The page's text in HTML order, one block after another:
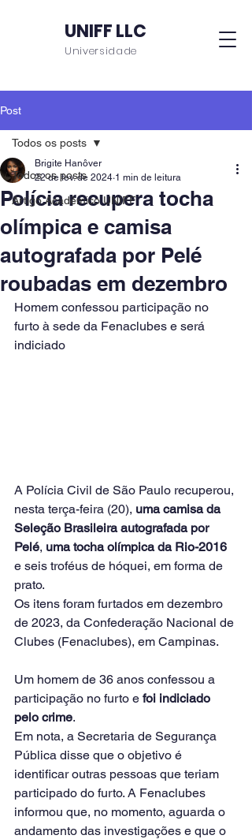
UNIFF LLC
Universidade
Post
Todos os posts
Artigo Acadêmico UNIFF
Todos os posts
Polícia recupera tocha
olímpica e camisa
autografada por Pelé
roubadas em dezembro
Brigite Hanôver
22 de fev. de 2024 1 min de leitura
Homem confessou participação no
furto à sede da Fenaclubes e será
indiciado
A Polícia Civil de São Paulo recuperou,
nesta terça-feira (20), uma camisa da
Seleção Brasileira autografada por
Pelé, uma tocha olímpica da Rio-2016
e seis troféus de hóquei, em forma de
prato.
Os itens foram furtados em dezembro
de 2023, da Confederação Nacional de
Clubes (Fenaclubes), em Campinas.
Um homem de 36 anos confessou a
participação no furto e foi indiciado
pelo crime.
Em nota, a Secretaria de Segurança
Pública disse que o objetivo é
identificar outras pessoas que teriam
participado do furto. A Fenaclubes
informou que, no momento, aguarda o
andamento das investigações e que o